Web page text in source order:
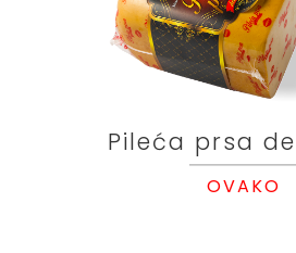
Pileća prsa
OVAKO